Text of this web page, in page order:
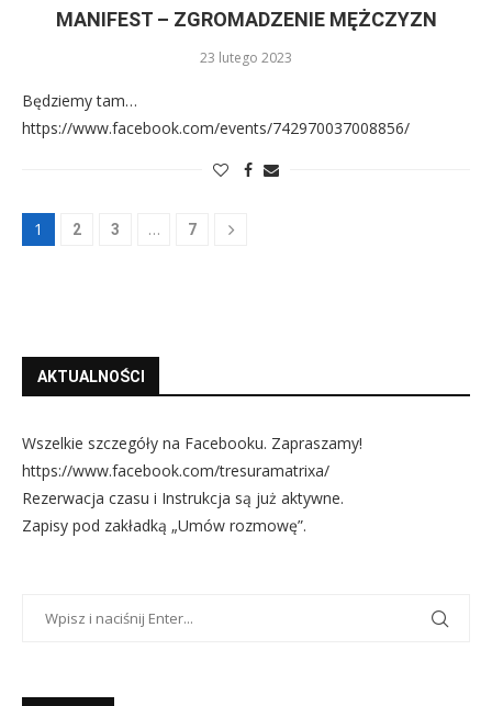
MANIFEST – ZGROMADZENIE MĘŻCZYZN
23 lutego 2023
Będziemy tam…
https://www.facebook.com/events/742970037008856/
1 2 3 … 7
AKTUALNOŚCI
Wszelkie szczegóły na Facebooku. Zapraszamy!
https://www.facebook.com/tresuramatrixa/
Rezerwacja czasu i Instrukcja są już aktywne.
Zapisy pod zakładką „Umów rozmowę”.